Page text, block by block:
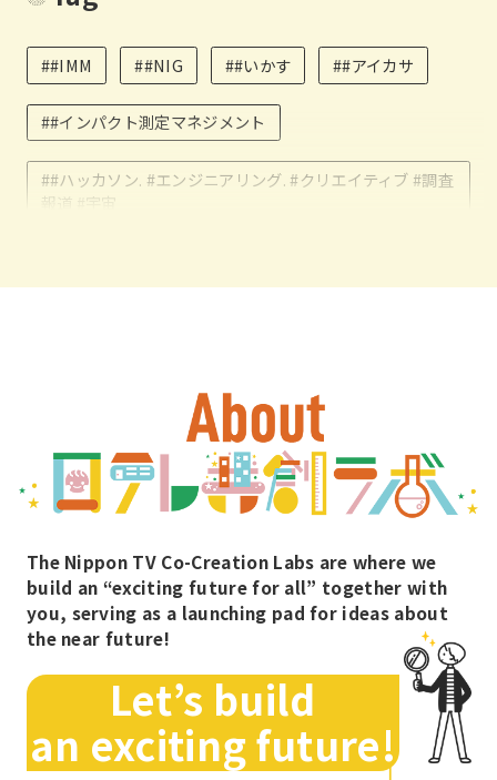
##IMM ##NIG ##いかす ##アイカサ
##インパクト測定マネジメント
##ハッカソン. #エンジニアリング. #クリエイティブ #調査
報道 #宇宙
#DE＆I #FREEDOM
#FUTURECRAFTS #FutureCrafts #GOKKO
#HOUSEKEEPINGCLUB #IMM #InterBEE
#J-SPARC #J-SPARC祭り2025
The Nippon TV Co-Creation Labs are where we
build an “exciting future for all” together with
you, serving as a launching pad for ideas about
the near future!
Let’s build
an exciting future!